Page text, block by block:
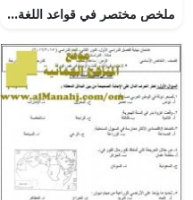
ملخص مختصر في قواعد اللغة الانجليزية (لغة انجليزية) ملفات مدرسية